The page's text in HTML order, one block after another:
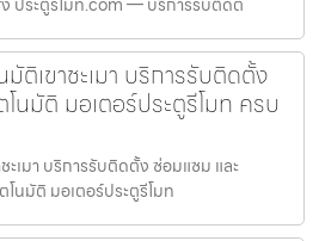
ง ประตูรีโมท.com — บริการรับติดต
ติเขาชะเมา บริการรับติดตั้ง
นมัติ มอเตอร์ประตูรีโมท ครบ
เมา บริการรับติดตั้ง ซ่อมแซม และ
โนมัติ มอเตอร์ประตูรีโมท